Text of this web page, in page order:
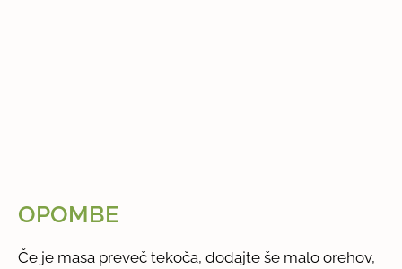
OPOMBE
Če je masa preveč tekoča, dodajte še malo orehov,